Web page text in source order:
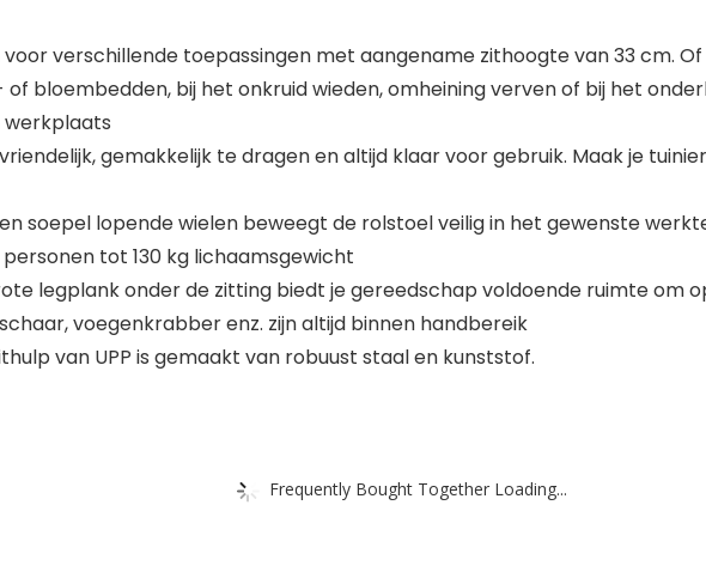
voor verschillende toepassingen met aangename zithoogte van 33 cm.
bloembedden, bij het onkruid wieden, omheining verven of bij het
werkplaats
gemakkelijk te dragen en altijd klaar voor gebruik. Maak je
soepel lopende wielen beweegt de rolstoel veilig in het gewenste
tot 130 kg lichaamsgewicht
legplank onder de zitting biedt je gereedschap voldoende ruimte om
voegenkrabber enz. zijn altijd binnen handbereik
van UPP is gemaakt van robuust staal en kunststof.
Frequently Bought Together Loading...